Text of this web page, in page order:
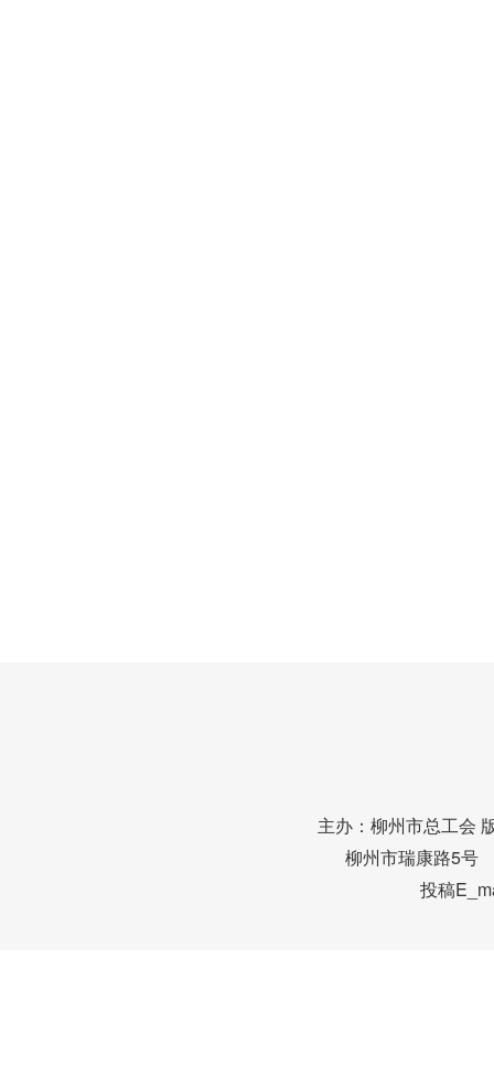
主办：柳州市总工会
柳州市瑞康路5
投稿